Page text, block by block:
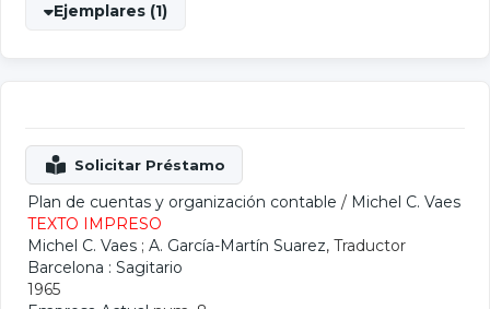
Ejemplares (1)
Plan de cuentas y organización contable / Michel C. Vaes
TEXTO IMPRESO
Michel C. Vaes ; A. García-Martín Suarez, Traductor
Barcelona : Sagitario
1965